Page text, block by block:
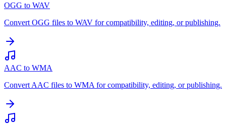
OGG to WAV
Convert OGG files to WAV for compatibility, editing, or publishing.
AAC to WMA
Convert AAC files to WMA for compatibility, editing, or publishing.